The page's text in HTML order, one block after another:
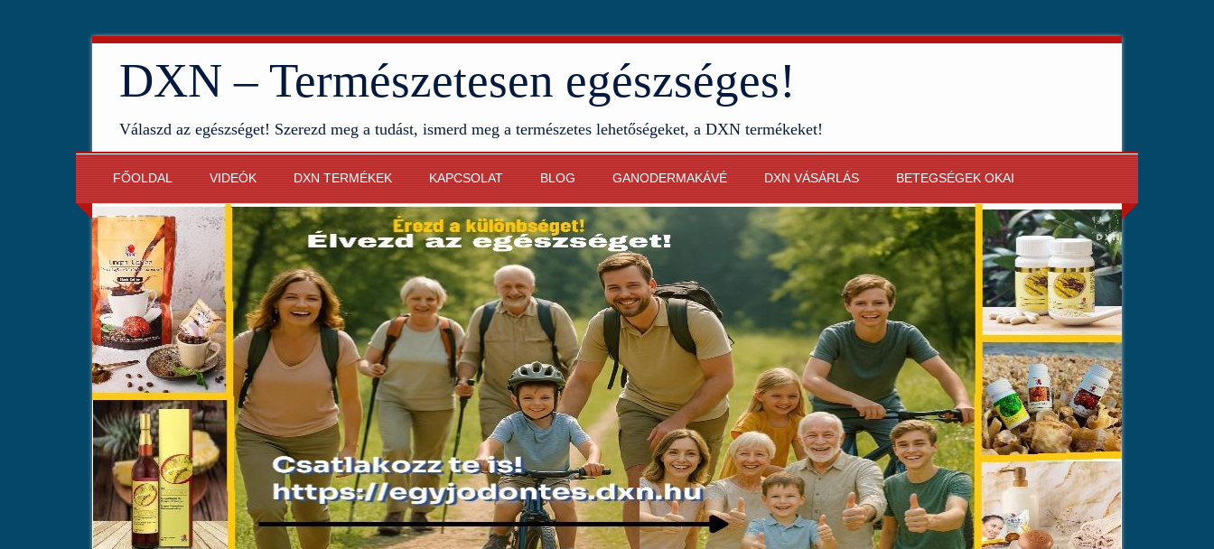
DXN – Természetesen egészséges!
Válaszd az egészséget! Szerezd meg a tudást, ismerd meg a természetes lehetőségeket, a DXN termékeket!
FŐOLDAL VIDEÓK DXN TERMÉKEK KAPCSOLAT BLOG GANODERMAKÁVÉ DXN VÁSÁRLÁS BETEGSÉGEK OKAI